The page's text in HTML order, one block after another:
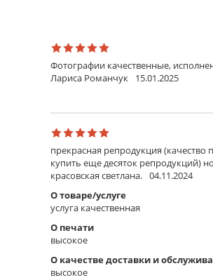
Обрезка с полями 5 см
Обрезка материала
Обрезка с полями 10 см
Стекло
Оргстекло
Прозрачный пластик,
Стекло обычное
Стандартное стекло,
Стекло антибликовое
Стекло с зернистой
Невидимое стекло с УФ-
Фотографии качественные,
Лариса Романчук
15.01.2025
прекрасная репродукция (качество
купить еще десяток репродукций)
красовская светлана. 04.11.2024
О товаре/услуге
услуга качественная
О печати
высокое
О качестве доставки и
высокое